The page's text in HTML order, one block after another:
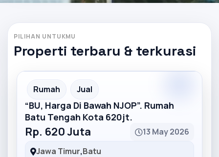
PILIHAN UNTUKMU
Properti terbaru & terkurasi
Partner Ad
Rumah Jual
“BU, Harga Di Bawah NJOP”. Rumah
Batu Tengah Kota 620jt.
Rp. 620 Juta
13 May 2026
Jawa Timur,Batu